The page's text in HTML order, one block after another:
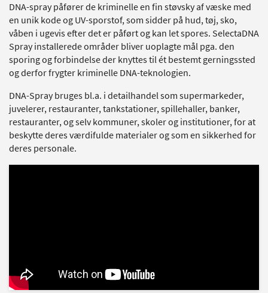
DNA-spray påfører de kriminelle en fin støvsky af væske med
en unik kode og UV-sporstof, som sidder på hud, tøj, sko,
våben i ugevis efter det er påført og kan let spores. SelectaDNA
Spray installerede områder bliver uoplagte mål pga. den
sporing og forbindelse der knyttes til ét bestemt gerningssted
og derfor frygter kriminelle DNA-teknologien.
DNA-Spray bruges bl.a. i detailhandel som supermarkeder,
juvelerer, restauranter, tankstationer, spillehaller, banker,
restauranter, og selv kommuner, skoler og institutioner, for at
beskytte deres værdifulde materialer og som en sikkerhed for
deres personale.